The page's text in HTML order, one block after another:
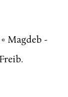
Magdeb -